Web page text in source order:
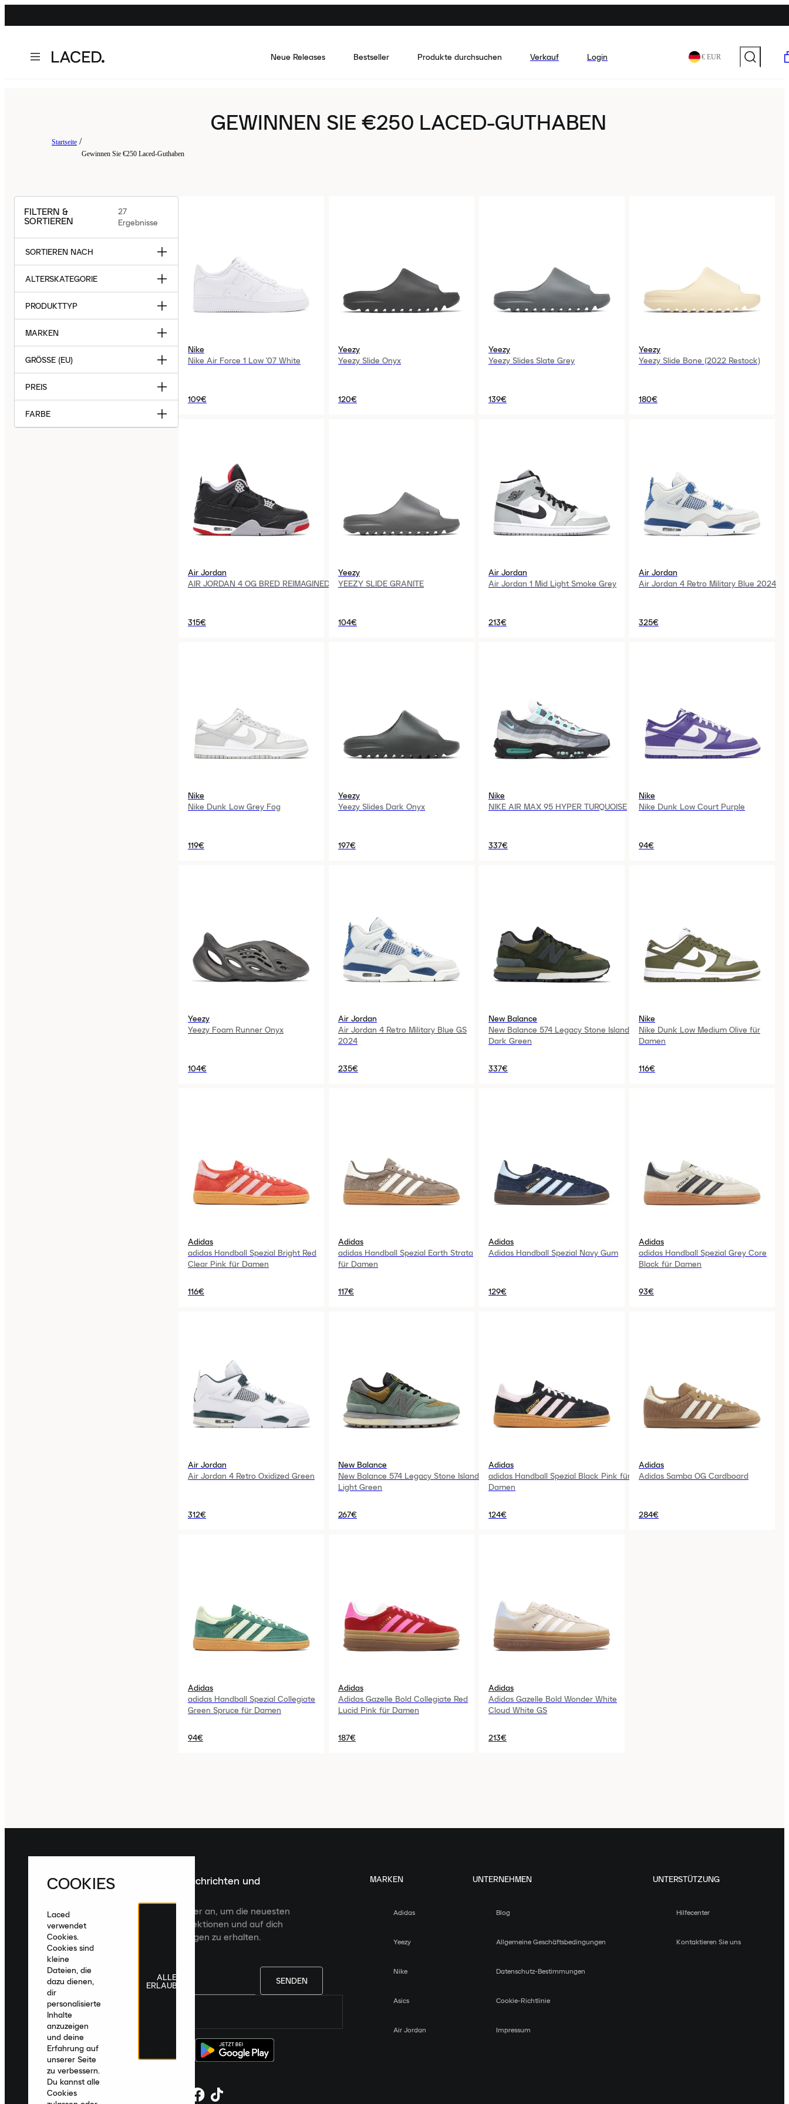
Neue Releases Bestseller Produkte durchsuchen Verkauf Login € EUR
GEWINNEN SIE €250 LACED-GUTHABEN
Startseite
Gewinnen Sie €250 Laced-Guthaben
FILTERN &
SORTIEREN
27
Ergebnisse
SORTIEREN NACH
ALTERSKATEGORIE
PRODUKTTYP
MARKEN
GRÖSSE (EU)
PREIS
FARBE
Nike
Nike Air Force 1 Low '07 White
109€
Yeezy
Yeezy Slide Onyx
120€
Yeezy
Yeezy Slides Slate Grey
139€
Yeezy
Yeezy Slide Bone (2022 Restock)
180€
Air Jordan
AIR JORDAN 4 OG BRED REIMAGINED
315€
Yeezy
YEEZY SLIDE GRANITE
104€
Air Jordan
Air Jordan 1 Mid Light Smoke Grey
213€
Air Jordan
Air Jordan 4 Retro Military Blue 2024
325€
Nike
Nike Dunk Low Grey Fog
119€
Yeezy
Yeezy Slides Dark Onyx
197€
Nike
NIKE AIR MAX 95 HYPER TURQUOISE
337€
Nike
Nike Dunk Low Court Purple
94€
Yeezy
Yeezy Foam Runner Onyx
104€
Air Jordan
Air Jordan 4 Retro Military Blue GS
2024
235€
New Balance
New Balance 574 Legacy Stone Island
Dark Green
337€
Nike
Nike Dunk Low Medium Olive für
Damen
116€
Adidas
adidas Handball Spezial Bright Red
Clear Pink für Damen
116€
Adidas
adidas Handball Spezial Earth Strata
für Damen
117€
Adidas
Adidas Handball Spezial Navy Gum
129€
Adidas
adidas Handball Spezial Grey Core
Black für Damen
93€
Air Jordan
Air Jordan 4 Retro Oxidized Green
312€
New Balance
New Balance 574 Legacy Stone Island
Light Green
267€
Adidas
adidas Handball Spezial Black Pink für
Damen
124€
Adidas
Adidas Samba OG Cardboard
284€
Adidas
adidas Handball Spezial Collegiate
Green Spruce für Damen
94€
Adidas
Adidas Gazelle Bold Collegiate Red
Lucid Pink für Damen
187€
Adidas
Adidas Gazelle Bold Wonder White
Cloud White GS
213€
Melde dich für die neuesten Nachrichten und
Veröffentlichungen an
Melde dich für den Laced Newsletter an, um die neuesten
Veröffentlichungen, kuratierte Kollektionen und auf dich
zugeschnittene Produktempfehlungen zu erhalten.
SENDEN
MARKEN
Adidas
Yeezy
Nike
Asics
Air Jordan
UNTERNEHMEN
Blog
Allgemeine Geschäftsbedingungen
Datenschutz-Bestimmungen
Cookie-Richtlinie
Impressum
UNTERSTÜTZUNG
Hilfecenter
Kontaktieren Sie uns
COOKIES
Laced
verwendet
Cookies.
Cookies sind
kleine
Dateien, die
dazu dienen,
dir
personalisierte
Inhalte
anzuzeigen
und deine
Erfahrung auf
unserer Seite
zu verbessern.
Du kannst alle
Cookies
ALLE
ERLAUBEN